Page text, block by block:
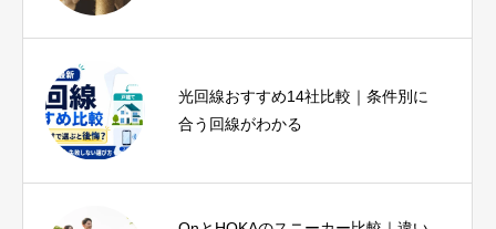
光回線おすすめ14社比較｜条件別に
合う回線がわかる
ピラティス資格おすすめ比較｜種
類・費用・期間と失敗しない選び方